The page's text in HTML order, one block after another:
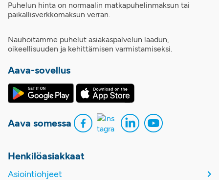
Puhelun hinta on normaalin matkapuhelinmaksun tai
paikallisverkkomaksun verran.
Nauhoitamme puhelut asiakaspalvelun laadun,
oikeellisuuden ja kehittämisen varmistamiseksi.
Aava-sovellus
Aava somessa
Henkilöasiakkaat
Asiointiohjeet